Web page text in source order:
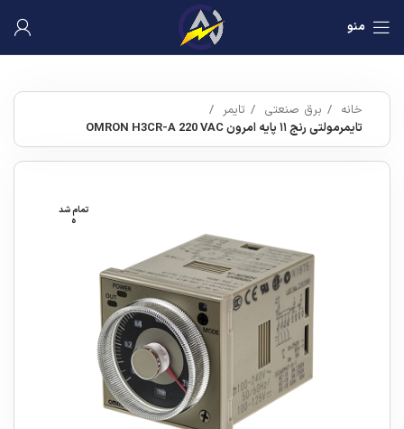
منو
خانه برق صنعتی
تایمر
تایمرمولتی رنج ۱۱ پایه امرون OMRON H3CR-A 220 VAC
تمام شد
ه